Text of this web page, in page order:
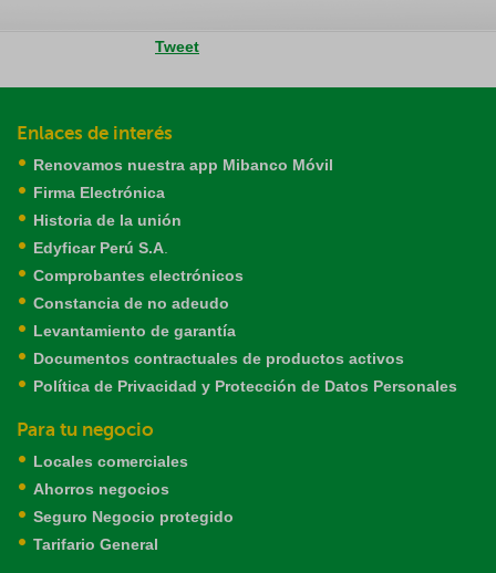
Tweet
Enlaces de interés
Renovamos nuestra app Mibanco Móvil
Firma Electrónica
Historia de la unión
Edyficar Perú S.A
Comprobantes electrónicos
Constancia de no adeudo
Levantamiento de garantía
Documentos contractuales de productos activos
Política de Privacidad y Protección de Datos Personales
Para tu negocio
Locales comerciales
Ahorros negocios
Seguro Negocio protegido
Tarifario General